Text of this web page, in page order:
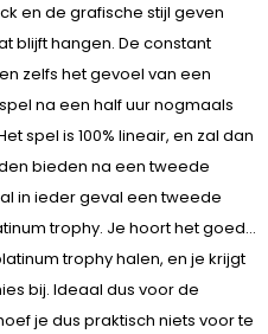
en de grafische stijl geven
blijft hangen. De constant
zelfs het gevoel van een
na een half uur nogmaals
spel is 100% lineair, en zal dan
bieden na een tweede
in ieder geval een tweede
trophy. Je hoort het goed…
trophy halen, en je krijgt
bij. Ideaal dus voor de
je dus praktisch niets voor te